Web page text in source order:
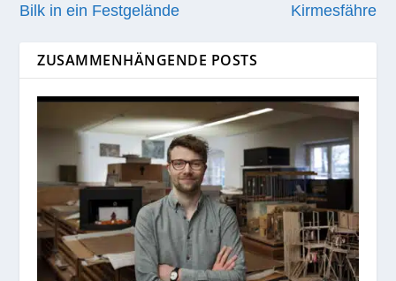
Bilk in ein Festgelände
Kirmesfähre
ZUSAMMENHÄNGENDE POSTS